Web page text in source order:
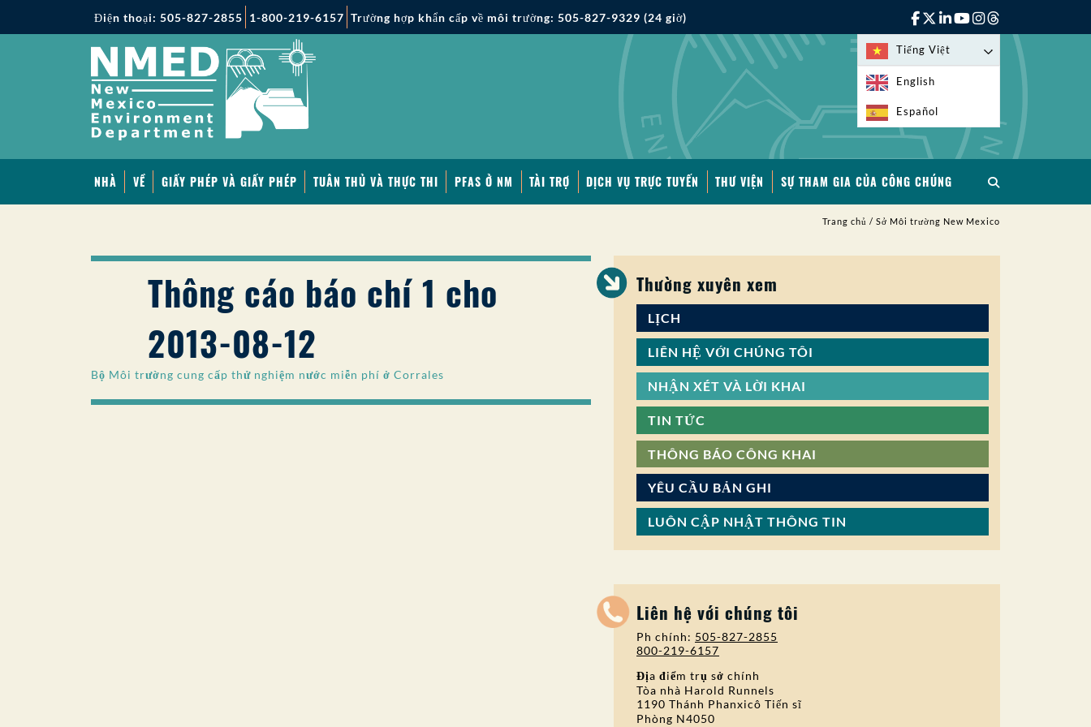
Điện thoại: 505-827-2855 1-800-219-6157 Trường hợp khẩn cấp về môi trường: 505-827-9329 (24 giờ)
Tiếng Việt
English
Español
NHÀ VỀ GIẤY PHÉP VÀ GIẤY PHÉP TUÂN THỦ VÀ THỰC THI PFAS Ở NM TÀI TRỢ DỊCH VỤ TRỰC TUYẾN THƯ VIỆN SỰ THAM GIA CỦA CÔNG CHÚNG
Trang chủ / Sở Môi trường New Mexico
Thông cáo báo chí 1 cho
2013-08-12
Bộ Môi trường cung cấp thử nghiệm nước miễn phí ở Corrales
Thường xuyên xem
LỊCH
LIÊN HỆ VỚI CHÚNG TÔI
NHẬN XÉT VÀ LỜI KHAI
TIN TỨC
THÔNG BÁO CÔNG KHAI
YÊU CẦU BẢN GHI
LUÔN CẬP NHẬT THÔNG TIN
Liên hệ với chúng tôi
Ph chính: 505-827-2855
800-219-6157
Địa điểm trụ sở chính
Tòa nhà Harold Runnels
1190 Thánh Phanxicô Tiến sĩ
Phòng N4050